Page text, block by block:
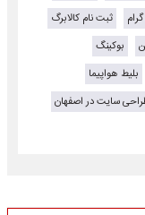
ثبت نام کالابرگ
بوکینگ
بلیط هواپیما
سایت در اصفهان